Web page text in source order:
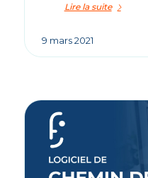
Lire la suite
9 mars 2021